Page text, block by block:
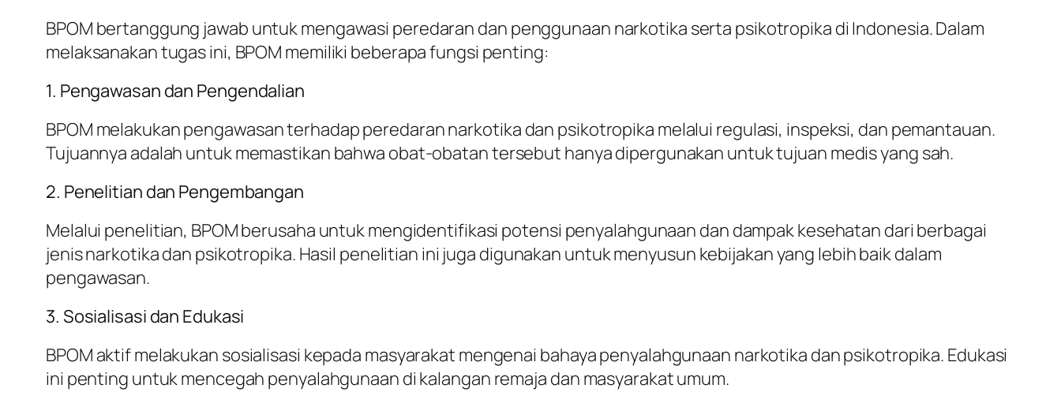
BPOM bertanggung jawab untuk mengawasi peredaran dan penggunaan narkotika serta psikotropika di Indonesia. Dalam
melaksanakan tugas ini, BPOM memiliki beberapa fungsi penting:
1. Pengawasan dan Pengendalian
BPOM melakukan pengawasan terhadap peredaran narkotika dan psikotropika melalui regulasi, inspeksi, dan pemantauan.
Tujuannya adalah untuk memastikan bahwa obat-obatan tersebut hanya dipergunakan untuk tujuan medis yang sah.
2. Penelitian dan Pengembangan
Melalui penelitian, BPOM berusaha untuk mengidentifikasi potensi penyalahgunaan dan dampak kesehatan dari berbagai
jenis narkotika dan psikotropika. Hasil penelitian ini juga digunakan untuk menyusun kebijakan yang lebih baik dalam
pengawasan.
3. Sosialisasi dan Edukasi
BPOM aktif melakukan sosialisasi kepada masyarakat mengenai bahaya penyalahgunaan narkotika dan psikotropika. Edukasi
ini penting untuk mencegah penyalahgunaan di kalangan remaja dan masyarakat umum.